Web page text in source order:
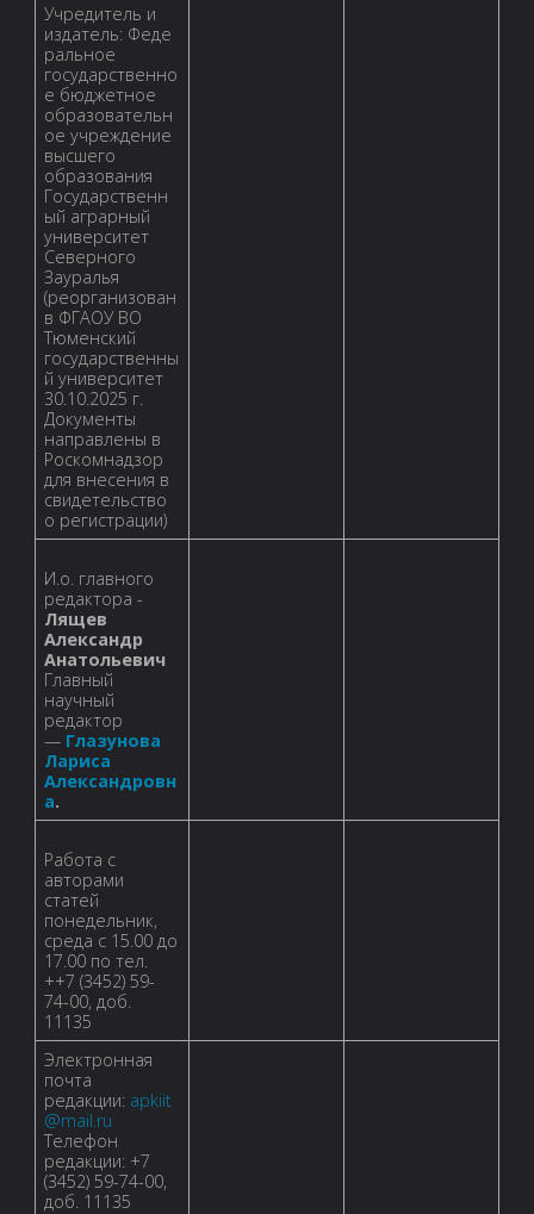
Учредитель и
издатель: Феде
ральное
государственно
е бюджетное
образовательн
ое учреждение
высшего
образования
Государственн
ый аграрный
университет
Северного
Зауралья
(реорганизован
в ФГАОУ ВО
Тюменский
государственны
й университет
30.10.2025 г.
Документы
направлены в
Роскомнадзор
для внесения в
свидетельство
о регистрации)
И.о. главного
редактора -
Лящев
Александр
Анатольевич
Главный
научный
редактор
— Глазунова
Лариса
Александровн
а.
Работа с
авторами
статей
понедельник,
среда с 15.00 до
17.00 по тел.
++7 (3452) 59-
74-00, доб.
11135
Электронная
почта
редакции: apkiit
@mail.ru
Телефон
редакции: +7
(3452) 59-74-00,
доб. 11135